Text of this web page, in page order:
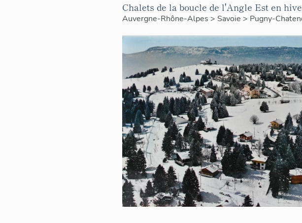
Chalets de la boucle de l'Angle Est en
Auvergne-Rhône-Alpes > Savoie > Pugny-